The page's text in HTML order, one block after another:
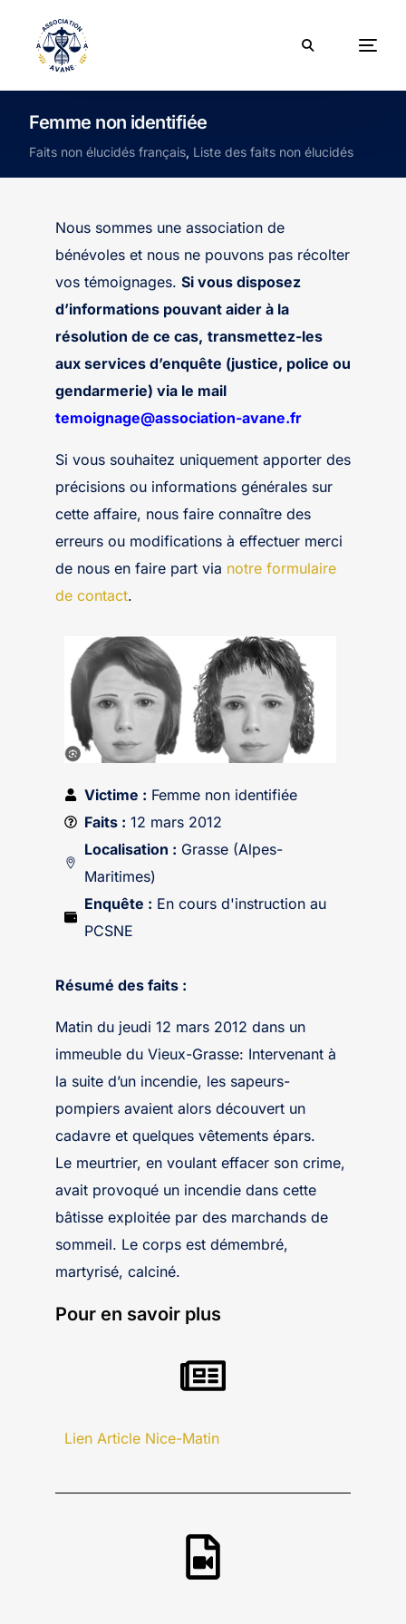
Femme non identifiée
Faits non élucidés français, Liste des faits non élucidés
Nous sommes une association de
bénévoles et nous ne pouvons pas récolter
vos témoignages. Si vous disposez
d’informations pouvant aider à la
résolution de ce cas, transmettez-les
aux services d’enquête (justice, police ou
gendarmerie) via le mail
temoignage@association-avane.fr
Si vous souhaitez uniquement apporter des
précisions ou informations générales sur
cette affaire, nous faire connaître des
erreurs ou modifications à effectuer merci
de nous en faire part via notre formulaire
de contact.
Victime : Femme non identifiée
Faits : 12 mars 2012
Localisation : Grasse (Alpes-
Maritimes)
Enquête : En cours d'instruction au
PCSNE
Résumé des faits :
Matin du jeudi 12 mars 2012 dans un
immeuble du Vieux-Grasse: Intervenant à
la suite d’un incendie, les sapeurs-
pompiers avaient alors découvert un
cadavre et quelques vêtements épars.
Le meurtrier, en voulant effacer son crime,
avait provoqué un incendie dans cette
bâtisse exploitée par des marchands de
sommeil. Le corps est démembré,
martyrisé, calciné.
Pour en savoir plus
Lien Article Nice-Matin